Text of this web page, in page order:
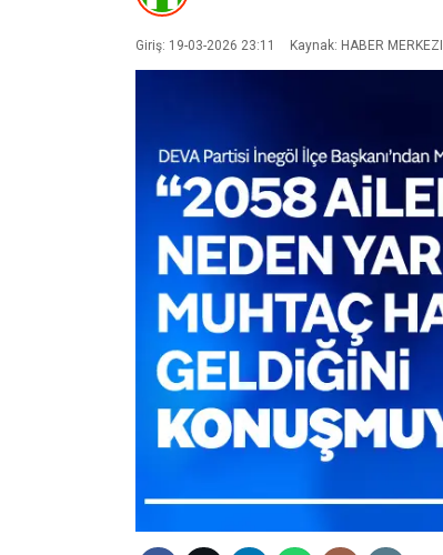
Giriş: 19-03-2026 23:11 Kaynak: HABER MERKEZI